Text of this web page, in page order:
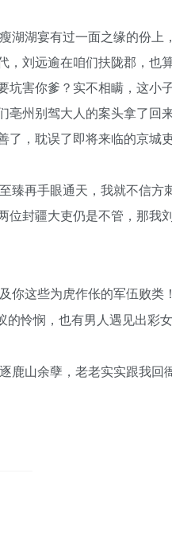
湖湖宴有过一面之缘的份上
，刘远逾在咱们扶陇郡，也
坑害你爹？实不相瞒，这小
亳州别驾大人的案头拿了回
了，耽误了即将来临的京城
臻再手眼通天，我就不信方
位封疆大吏仍是不管，那我
你这些为虎作伥的军伍败类
的怜悯，也有男人遇见出彩
鹿山余孽，老老实实跟我回